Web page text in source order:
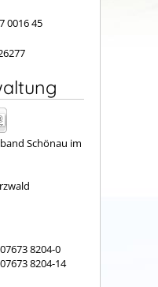
0016 45
Schönau im
07673 8204-0
07673 8204-14